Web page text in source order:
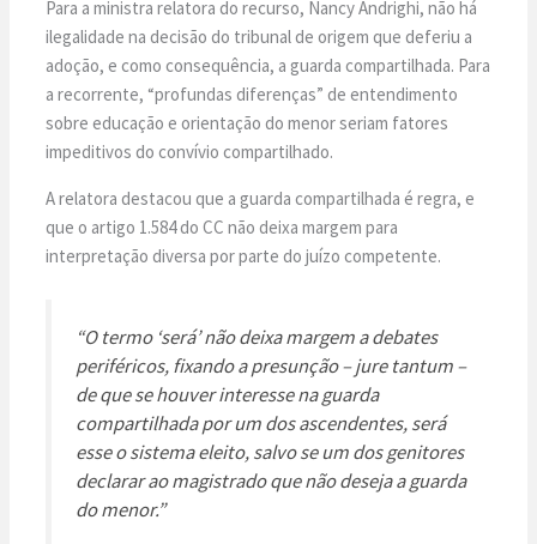
Para a ministra relatora do recurso, Nancy Andrighi, não há
ilegalidade na decisão do tribunal de origem que deferiu a
adoção, e como consequência, a guarda compartilhada. Para
a recorrente, “profundas diferenças” de entendimento
sobre educação e orientação do menor seriam fatores
impeditivos do convívio compartilhado.
A relatora destacou que a guarda compartilhada é regra, e
que o artigo 1.584 do CC não deixa margem para
interpretação diversa por parte do juízo competente.
“O termo ‘será’ não deixa margem a debates
periféricos, fixando a presunção – jure tantum –
de que se houver interesse na guarda
compartilhada por um dos ascendentes, será
esse o sistema eleito, salvo se um dos genitores
declarar ao magistrado que não deseja a guarda
do menor.”